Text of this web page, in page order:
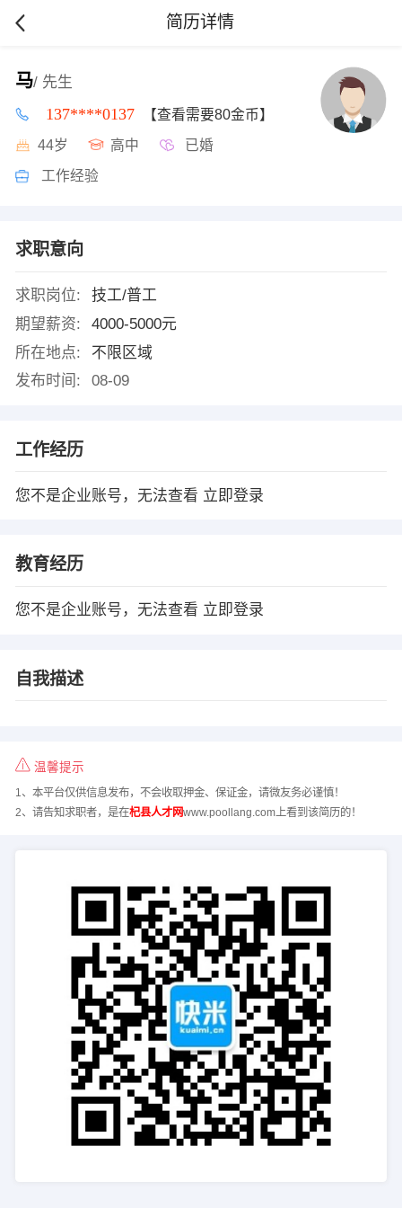
简历详情
马/ 先生
137****0137 【查看需要80金币】
44岁 高中 已婚
工作经验
求职意向
求职岗位:
技工/普工
期望薪资:
4000-5000元
所在地点:
不限区域
发布时间:
08-09
工作经历
您不是企业账号，无法查看 立即登录
教育经历
您不是企业账号，无法查看 立即登录
自我描述
温馨提示
1、本平台仅供信息发布，不会收取押金、保证金，请微友务必谨慎！
2、请告知求职者，是在杞县人才网www.poollang.com上看到该简历的！